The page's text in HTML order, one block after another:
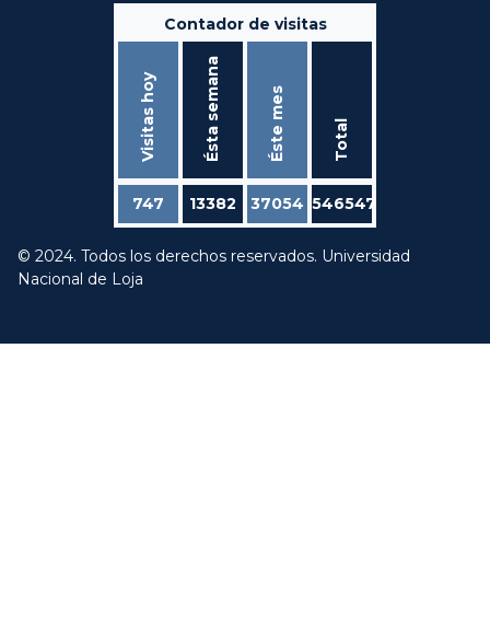
Contador de visitas
Visitas hoy Ésta semana Éste mes Total
747 13382 37054 546547
© 2024. Todos los derechos reservados. Universidad
Nacional de Loja